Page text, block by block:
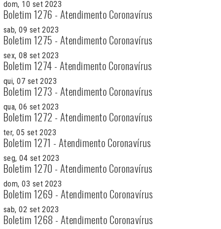
dom, 10 set 2023
Boletim 1276 - Atendimento Coronavírus
sab, 09 set 2023
Boletim 1275 - Atendimento Coronavírus
sex, 08 set 2023
Boletim 1274 - Atendimento Coronavírus
qui, 07 set 2023
Boletim 1273 - Atendimento Coronavírus
qua, 06 set 2023
Boletim 1272 - Atendimento Coronavírus
ter, 05 set 2023
Boletim 1271 - Atendimento Coronavírus
seg, 04 set 2023
Boletim 1270 - Atendimento Coronavírus
dom, 03 set 2023
Boletim 1269 - Atendimento Coronavírus
sab, 02 set 2023
Boletim 1268 - Atendimento Coronavírus